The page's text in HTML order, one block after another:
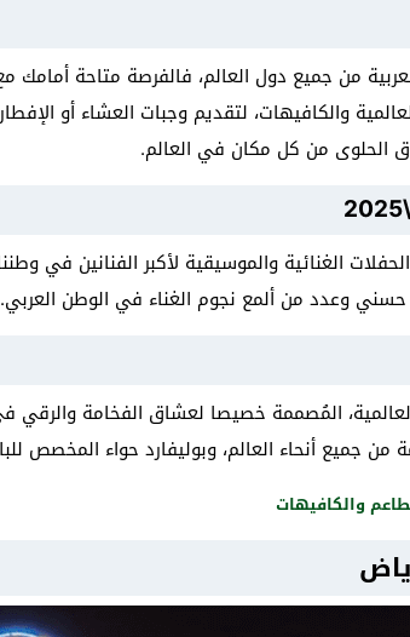
من جميع دول العالم، فالفرصة متاحة أمامك
والكافيهات، لتقديم وجبات العشاء أو
الحلوى من كل مكان في العالم.
الغنائية والموسيقية لأكبر الفنانين في
وعدد من ألمع نجوم الغناء في الوطن العربي.
المُصممة خصيصا لعشاق الفخامة
جميع أنحاء العالم، وبوليفارد حواء المخصص
والكافيهات